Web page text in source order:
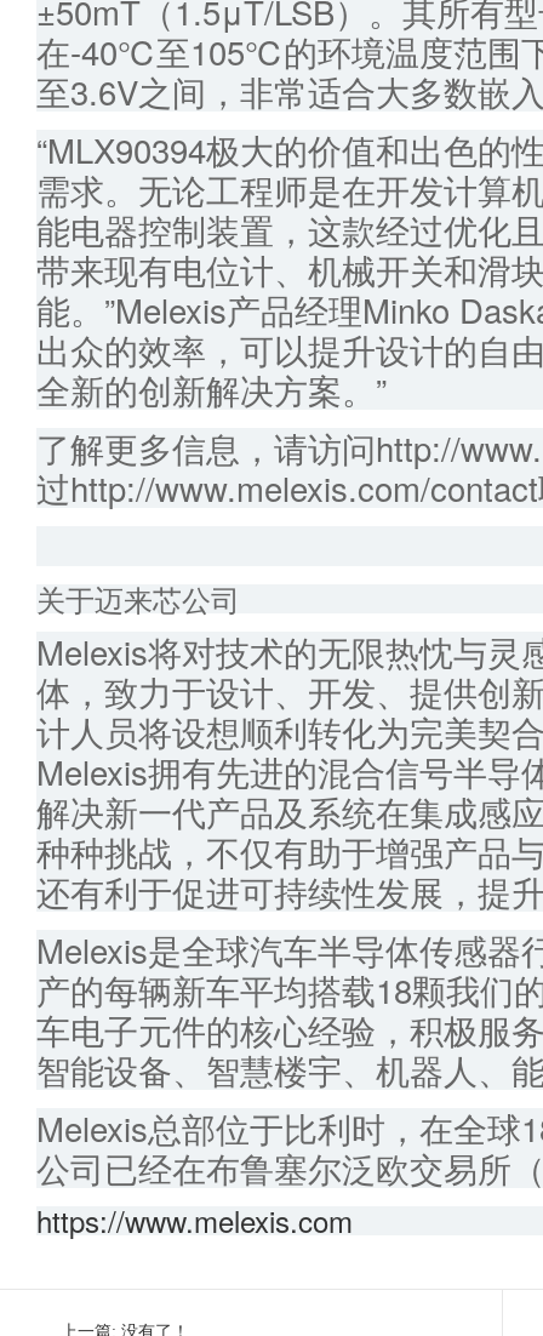
±50mT（1.5μT/LSB）。其所有
在-40℃至105℃的环境温度范围
至3.6V之间，非常适合大多数嵌
“MLX90394极大的价值和出色的
需求。无论工程师是在开发计算
能电器控制装置，这款经过优化
带来现有电位计、机械开关和滑
能。”Melexis产品经理Minko
出众的效率，可以提升设计的自
全新的创新解决方案。”
了解更多信息，请访问http://
过http://www.melexis.com/
关于迈来芯公司
Melexis将对技术的无限热忱与
体，致力于设计、开发、提供创
计人员将设想顺利转化为完美契
Melexis拥有先进的混合信号半
解决新一代产品及系统在集成感
种种挑战，不仅有助于增强产品
还有利于促进可持续性发展，提
Melexis是全球汽车半导体传感
产的每辆新车平均搭载18颗我们
车电子元件的核心经验，积极服
智能设备、智慧楼宇、机器人、
Melexis总部位于比利时，在全球
公司已经在布鲁塞尔泛欧交易所
https://www.melexis.com
上一篇: 没有了！